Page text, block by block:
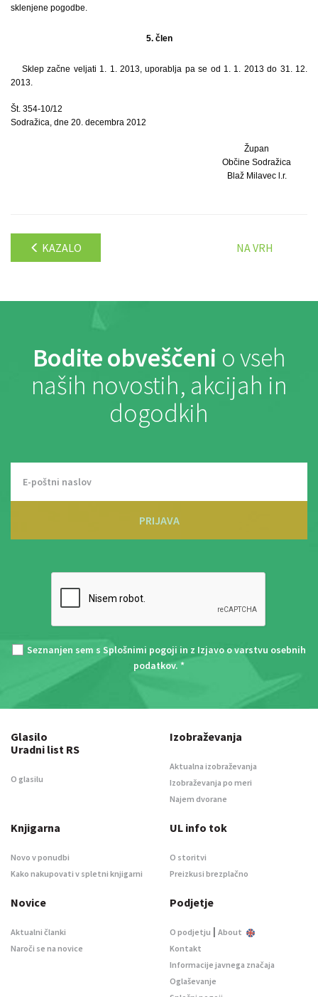
sklenjene pogodbe.
5. člen
Sklep začne veljati 1. 1. 2013, uporablja pa se od 1. 1. 2013 do 31. 12.
2013.
Št. 354-10/12
Sodražica, dne 20. decembra 2012
Župan
Občine Sodražica
Blaž Milavec l.r.
KAZALO NA VRH
Bodite obveščeni o vseh
naših novostih, akcijah in
dogodkih
PRIJAVA
Seznanjen sem s Splošnimi pogoji in z Izjavo o varstvu osebnih
podatkov. *
Glasilo
Uradni list RS
O glasilu
Izobraževanja
Aktualna izobraževanja
Izobraževanja po meri
Najem dvorane
Knjigarna
Novo v ponudbi
Kako nakupovati v spletni knjigarni
UL info tok
O storitvi
Preizkusi brezplačno
Novice
Aktualni članki
Naroči se na novice
Podjetje
O podjetju | About
Kontakt
Informacije javnega značaja
Oglaševanje